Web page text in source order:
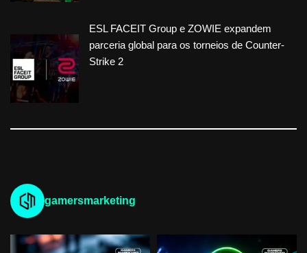
ESL FACEIT Group e ZOWIE expandem
parceria global para os torneios de Counter-
Strike 2
gamersmarketing